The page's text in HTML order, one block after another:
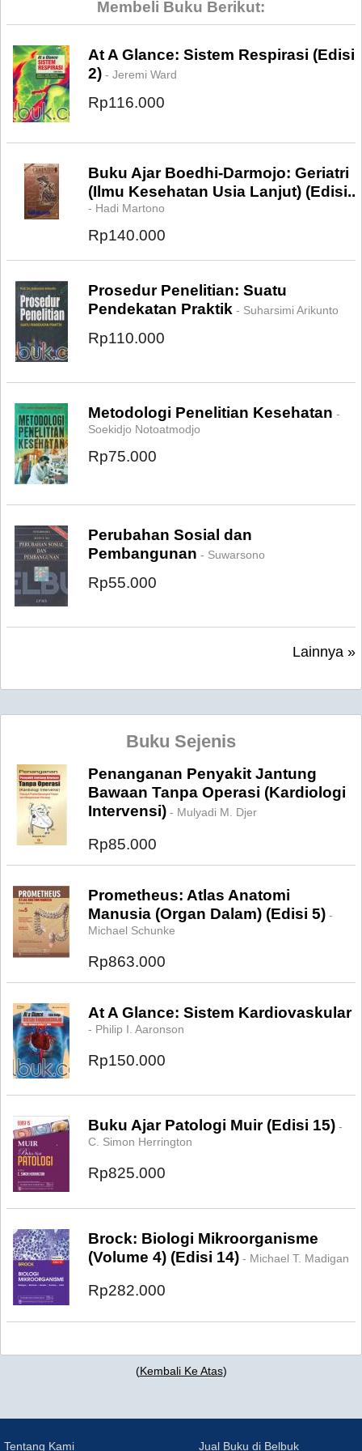
Membeli Buku Berikut:
At A Glance: Sistem Respirasi (Edisi
2) - Jeremi Ward
Rp116.000
Buku Ajar Boedhi-Darmojo: Geriatri
(Ilmu Kesehatan Usia Lanjut) (Edisi..
- Hadi Martono
Rp140.000
Prosedur Penelitian: Suatu
Pendekatan Praktik - Suharsimi Arikunto
Rp110.000
Metodologi Penelitian Kesehatan -
Soekidjo Notoatmodjo
Rp75.000
Perubahan Sosial dan
Pembangunan - Suwarsono
Rp55.000
Lainnya »
Buku Sejenis
Penanganan Penyakit Jantung
Bawaan Tanpa Operasi (Kardiologi
Intervensi) - Mulyadi M. Djer
Rp85.000
Prometheus: Atlas Anatomi
Manusia (Organ Dalam) (Edisi 5) -
Michael Schunke
Rp863.000
At A Glance: Sistem Kardiovaskular
- Philip I. Aaronson
Rp150.000
Buku Ajar Patologi Muir (Edisi 15) -
C. Simon Herrington
Rp825.000
Brock: Biologi Mikroorganisme
(Volume 4) (Edisi 14) - Michael T. Madigan
Rp282.000
(Kembali Ke Atas)
Tentang Kami Jual Buku di Belbuk